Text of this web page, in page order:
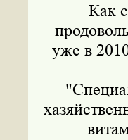
Как
уже в